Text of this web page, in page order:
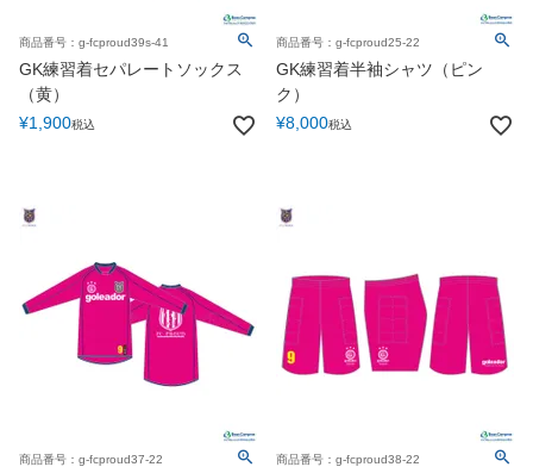
商品番号：g-fcproud39s-41
GK練習着セパレートソックス
（黄）
¥1,900税込
商品番号：g-fcproud25-22
GK練習着半袖シャツ（ピン
ク）
¥8,000税込
商品番号：g-fcproud37-22 商品番号：g-fcproud38-22